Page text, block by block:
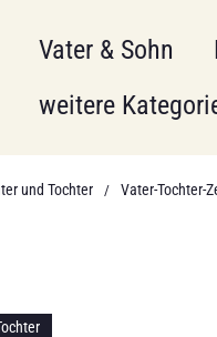
Vater & Sohn
weitere
und Tochter / Vater-Tochter-